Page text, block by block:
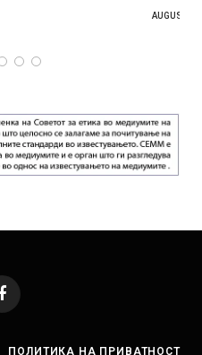
Facebook
ПОЛИТИКА НА ПРИВАТНОСТ